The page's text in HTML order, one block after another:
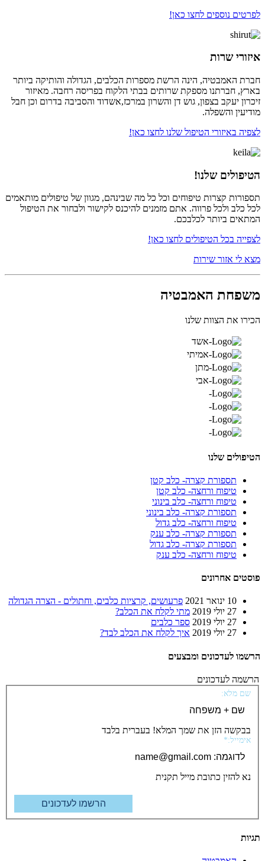
לפרטים נוספים לחצו כאן!
איזורי שרות
חברת האמבטיה, הינה הרשת מספרות הכלבים, הגדולה והותיקה ביותר
בארץ, חברתנו מספקת שרותים בבתי הלקוח בפריסה רחבה. מאיזור
זיכרון יעקב בצפון, גוש דן והשרון במרכז,אשדוד והסביבה בדרום וכן חבל
מודיעין והשפלה.
לצפיה באיזורי הטיפול שלנו לחצו כאן!
הטיפולים שלנו!
תספורות קצרות טיפוחים וכל כל מה שבינהם, מגוון של טיפולים מותאמים
לכל כלב ולכל פרווה. אתם מזמנים להיכנס לקישור ולבחור את הטיפול
המתאים ביותר לכלבכם.
לצפייה בכל הטיפולים לחצו כאן!
מצא לי אזור שירות
משפחת האמבטיה
הכירו את הצוות שלנו
הטיפולים שלנו
תספורת קצרה- כלב קטן
טיפוח ורחצה- כלב קטן
טיפוח ורחצה- כלב בינוני
תספורת קצרה- כלב בינוני
טיפוח ורחצה- כלב גדול
תספורת קצרה- כלב ענק
תספורת קצרה- כלב גדול
טיפוח ורחצה- כלב ענק
פוסטים אחרונים
10 ינואר 2021
פרעושים, קרציות כלבים, וחתולים - הצרה הגדולה
27 יולי 2019
מתי לקלח את הכלב?
27 יולי 2019
ספר כלבים
27 יולי 2019
איך לקלח את הכלב לבד?
הרשמו לעדכונים ומבצעים
הרשמה לעדכונים
שם מלא:
בבקשה הזן את שמך המלא! בעברית בלבד
אימייל:*
נא להזין כתובת מייל תקנית
תגיות